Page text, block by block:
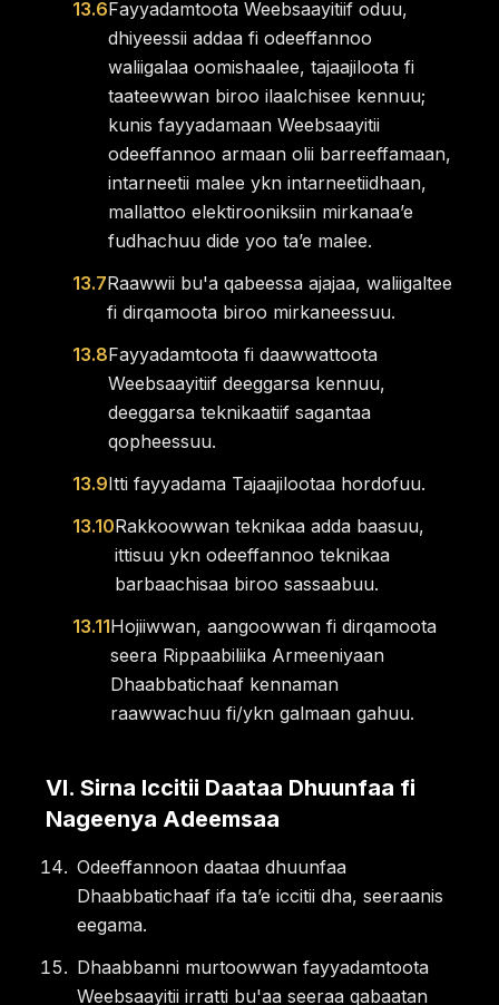
13.6Fayyadamtoota Weebsaayitiif oduu,
dhiyeessii addaa fi odeeffannoo
waliigalaa oomishaalee, tajaajiloota fi
taateewwan biroo ilaalchisee kennuu;
kunis fayyadamaan Weebsaayitii
odeeffannoo armaan olii barreeffamaan,
intarneetii malee ykn intarneetiidhaan,
mallattoo elektirooniksiin mirkanaaʼe
fudhachuu dide yoo taʼe malee.
13.7Raawwii bu'a qabeessa ajajaa, waliigaltee
fi dirqamoota biroo mirkaneessuu.
13.8Fayyadamtoota fi daawwattoota
Weebsaayitiif deeggarsa kennuu,
deeggarsa teknikaatiif sagantaa
qopheessuu.
13.9Itti fayyadama Tajaajilootaa hordofuu.
13.10Rakkoowwan teknikaa adda baasuu,
ittisuu ykn odeeffannoo teknikaa
barbaachisaa biroo sassaabuu.
13.11Hojiiwwan, aangoowwan fi dirqamoota
seera Rippaabiliika Armeeniyaan
Dhaabbatichaaf kennaman
raawwachuu fi/ykn galmaan gahuu.
VI. Sirna Iccitii Daataa Dhuunfaa fi
Nageenya Adeemsaa
Odeeffannoon daataa dhuunfaa
Dhaabbatichaaf ifa taʼe iccitii dha, seeraanis
eegama.
Dhaabbanni murtoowwan fayyadamtoota
Weebsaayitii irratti bu'aa seeraa qabaatan